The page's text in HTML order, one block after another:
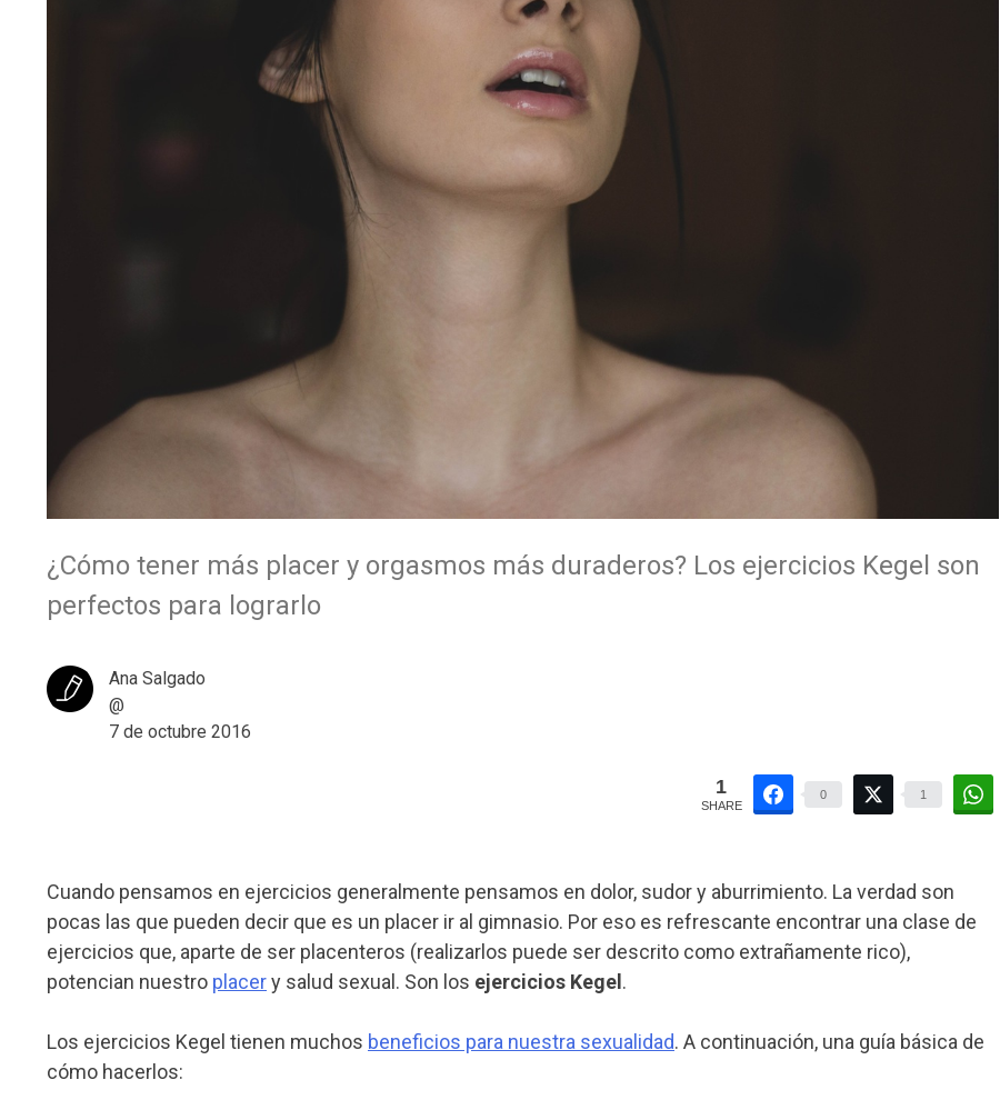
¿Cómo tener más placer y orgasmos más duraderos? Los ejercicios Kegel son
perfectos para lograrlo
Ana Salgado
@
7 de octubre 2016
1
SHARE
0 1
Cuando pensamos en ejercicios generalmente pensamos en dolor, sudor y aburrimiento. La verdad son
pocas las que pueden decir que es un placer ir al gimnasio. Por eso es refrescante encontrar una clase de
ejercicios que, aparte de ser placenteros (realizarlos puede ser descrito como extrañamente rico),
potencian nuestro placery salud sexual. Son los ejercicios Kegel .
Los ejercicios Kegel tienen muchos beneficios para nuestra sexualidad. A continuación, una guía básica de
cómo hacerlos: